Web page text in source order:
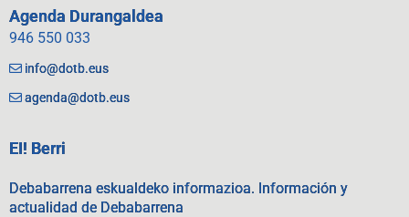
Agenda Durangaldea
946 550 033
info@dotb.eus
agenda@dotb.eus
EI! Berri
Debabarrena eskualdeko informazioa. Información y
actualidad de Debabarrena